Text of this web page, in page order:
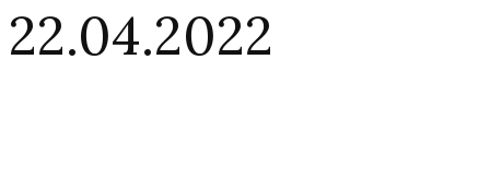
22.04.2022